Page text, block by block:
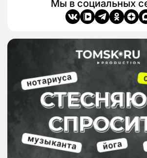
Мы в социальных